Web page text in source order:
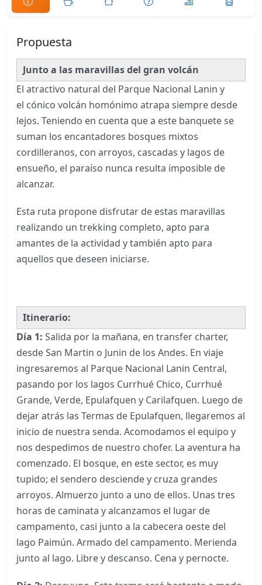
Propuesta
Junto a las maravillas del gran volcán
El atractivo natural del Parque Nacional Lanin y
el cónico volcán homónimo atrapa siempre desde
lejos. Teniendo en cuenta que a este banquete se
suman los encantadores bosques mixtos
cordilleranos, con arroyos, cascadas y lagos de
ensueño, el paraíso nunca resulta imposible de
alcanzar.
Esta ruta propone disfrutar de estas maravillas
realizando un trekking completo, apto para
amantes de la actividad y también apto para
aquellos que deseen iniciarse.
Itinerario:
Día 1: Salida por la mañana, en transfer charter,
desde San Martin o Junin de los Andes. En viaje
ingresaremos al Parque Nacional Lanin Central,
pasando por los lagos Currhué Chico, Currhué
Grande, Verde, Epulafquen y Carilafquen. Luego de
dejar atrás las Termas de Epulafquen, llegaremos al
inicio de nuestra senda. Acomodamos el equipo y
nos despedimos de nuestro chofer. La aventura ha
comenzado. El bosque, en este sector, es muy
tupido; el sendero desciende y cruza grandes
arroyos. Almuerzo junto a uno de ellos. Unas tres
horas de caminata y alcanzamos el lugar de
campamento, casi junto a la cabecera oeste del
lago Paimún. Armado del campamento. Merienda
junto al lago. Libre y descanso. Cena y pernocte.